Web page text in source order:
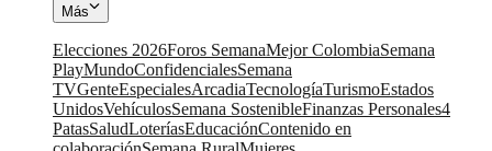
Más
Elecciones 2026Foros SemanaMejor ColombiaSemana
PlayMundoConfidencialesSemana
TVGenteEspecialesArcadiaTecnologíaTurismoEstados
UnidosVehículosSemana SostenibleFinanzas Personales4
PatasSaludLoteríasEducaciónContenido en